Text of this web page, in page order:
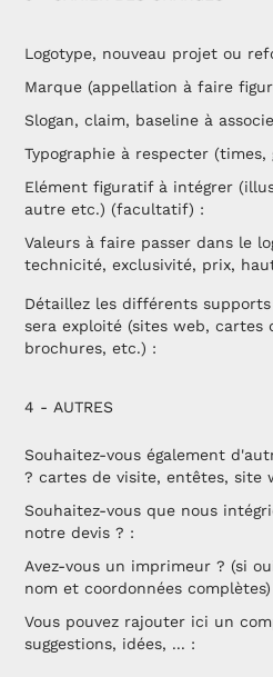
Logotype, nouveau projet ou
Marque (appellation à faire
Slogan, claim, baseline à
Typographie à respecter
Elément figuratif à intégrer
autre etc.) (facultatif) :
Valeurs à faire passer dans le
technicité, exclusivité, prix,
Détaillez les différents
sera exploité (sites web, cartes
brochures, etc.) :
4 - AUTRES
Souhaitez-vous également
? cartes de visite, entêtes, site
Souhaitez-vous que nous
notre devis ? :
Avez-vous un imprimeur ? (si
nom et coordonnées
Vous pouvez rajouter ici un
suggestions, idées, ... :